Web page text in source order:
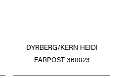
DYRBERG/KERN HEIDI
EARPOST 360023